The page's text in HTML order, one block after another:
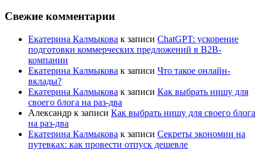
Свежие комментарии
Екатерина Калмыкова к записи ChatGPT: ускорение
подготовки коммерческих предложений в B2B-
компании
Екатерина Калмыкова к записи Что такое онлайн-
вклады?
Екатерина Калмыкова к записи Как выбрать нишу для
своего блога на раз-два
Александр к записи Как выбрать нишу для своего блога
на раз-два
Екатерина Калмыкова к записи Секреты экономии на
путевках: как провести отпуск дешевле